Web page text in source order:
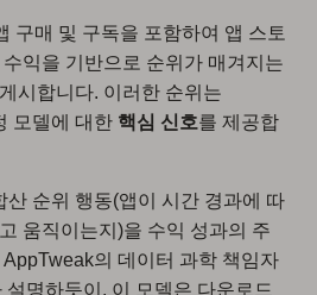
구매 및 구독을 포함하여 앱 스토
익을 기반으로 순위가 매겨지는
시합니다. 이러한 순위는
모델에 대한 핵심 신호를 제공합
순위 행동(앱이 시간 경과에 따
움직이는지)을 수익 성과의 주
의 데이터 과학 책임자
명하듯이, 이 모델은 다운로드